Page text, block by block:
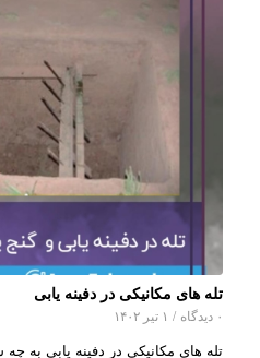
تله های مکانیکی در دفینه یابی
۰ دیدگاه / ۱ تیر ۱۴۰۲
تله های مکانیکی در دفینه یابی به